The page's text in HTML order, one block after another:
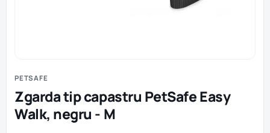
PETSAFE
Zgarda tip capastru PetSafe Easy
Walk, negru - M